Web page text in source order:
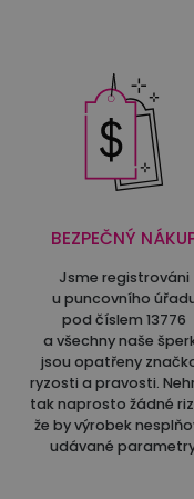
BEZPEČNÝ
Jsme registrováni
u puncovního
pod číslem 13776
a všechny naše
jsou opatřeny
ryzosti a pravosti.
tak naprosto žádné
že by výrobek
udávané